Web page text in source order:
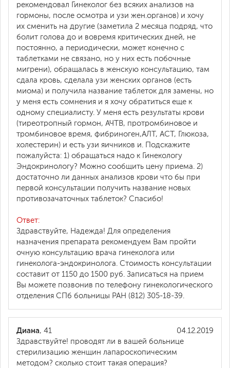
рекомендовал Гинеколог без всяких анализов на
гормоны, после осмотра и узи жен.органов) и хочу
их сменить на другие (заметила 2 месяца подряд, что
болит голова до и вовремя критических дней, не
постоянно, а периодически, может конечно с
таблетками не связано, но у них есть побочные
мигрени), обращалась в женскую консультацию, там
сдала кровь, сделала узи женских органов (есть
миома) и получила название таблеток для замены, но
у меня есть сомнения и я хочу обратиться еще к
одному специалисту. У меня есть результаты крови
(тиреотропный гормон, АЧТВ, протромбиновое и
тромбиновое время, фибриноген,АЛТ, АСТ, Глюкоза,
холестерин) и есть узи яичников и. Подскажите
пожалуйста: 1) обращаться надо к Гинекологу
Эндокринологу? Можно сообщить цену приема. 2)
достаточно ли данных анализов крови что бы при
первой консультации получить название новых
противозачаточных таблеток? Спасибо!
Ответ:
Здравствуйте, Надежда! Для определения
назначения препарата рекомендуем Вам пройти
очную консультацию врача гинеколога или
гинеколога-эндокринолога. Стоимость консультации
составит от 1150 до 1500 руб. Записаться на прием
Вы можете позвонив по телефону гинекологического
отделения СПб больницы РАН (812) 305-18-39.
04.12.2019
Диана, 41
Здравствуйте! проводят ли в вашей больнице
стерилизацию женщин лапароскопическим
методом? сколько стоит такая операция?